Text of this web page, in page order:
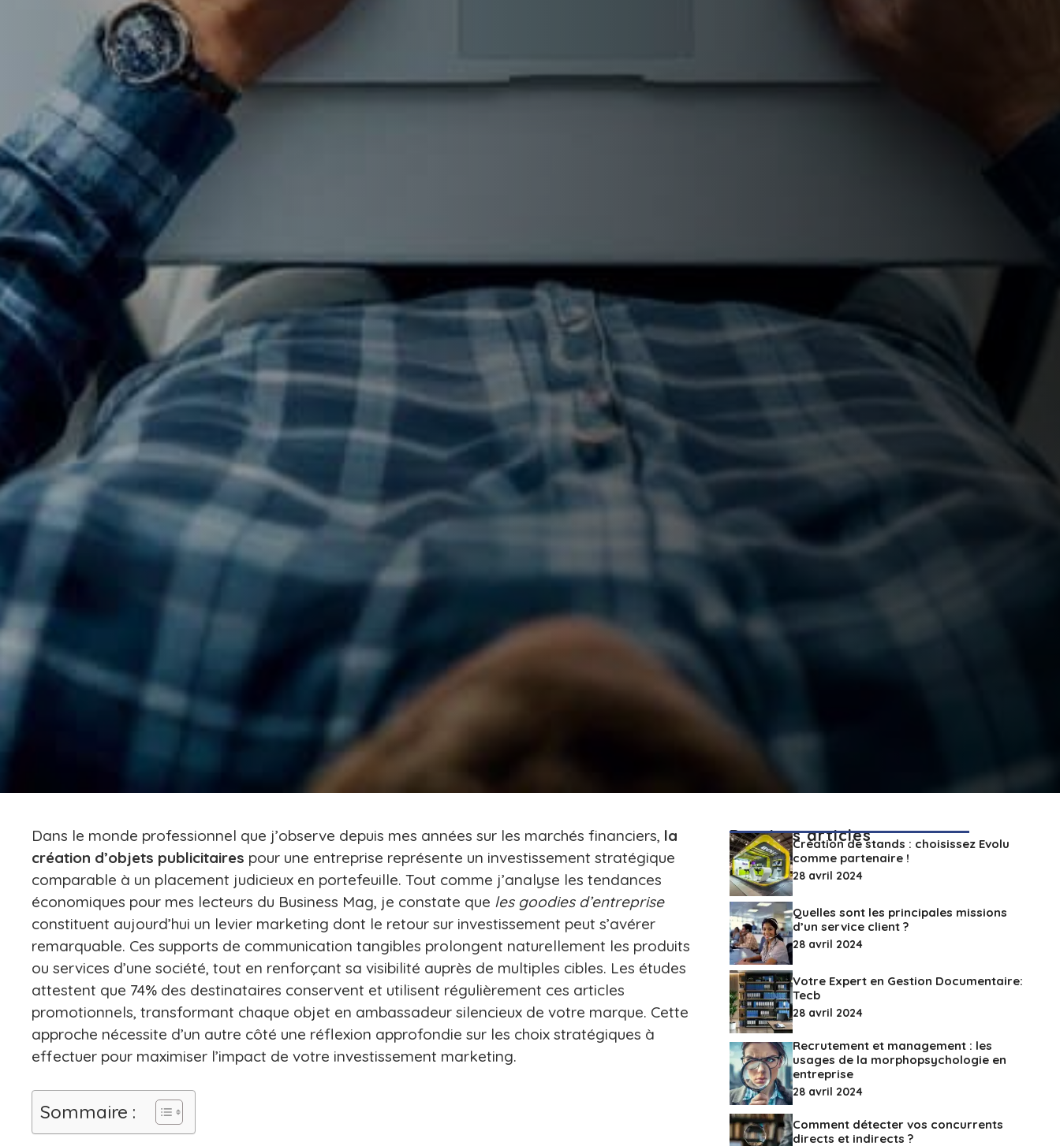
Dans le monde professionnel que j’observe depuis mes années sur les marchés financiers, la
création d’objets publicitaires pour une entreprise représente un investissement stratégique
comparable à un placement judicieux en portefeuille. Tout comme j’analyse les tendances
économiques pour mes lecteurs du Business Mag, je constate que les goodies d’entreprise
constituent aujourd’hui un levier marketing dont le retour sur investissement peut s’avérer
remarquable. Ces supports de communication tangibles prolongent naturellement les produits
ou services d’une société, tout en renforçant sa visibilité auprès de multiples cibles. Les études
attestent que 74% des destinataires conservent et utilisent régulièrement ces articles
promotionnels, transformant chaque objet en ambassadeur silencieux de votre marque. Cette
approche nécessite d’un autre côté une réflexion approfondie sur les choix stratégiques à
effectuer pour maximiser l’impact de votre investissement marketing.
Sommaire :
Derniers articles
Création de stands : choisissez Evolu
comme partenaire !
28 avril 2024
Quelles sont les principales missions
d’un service client ?
28 avril 2024
Votre Expert en Gestion Documentaire:
Tecb
28 avril 2024
Recrutement et management : les
usages de la morphopsychologie en
entreprise
28 avril 2024
Comment détecter vos concurrents
directs et indirects ?